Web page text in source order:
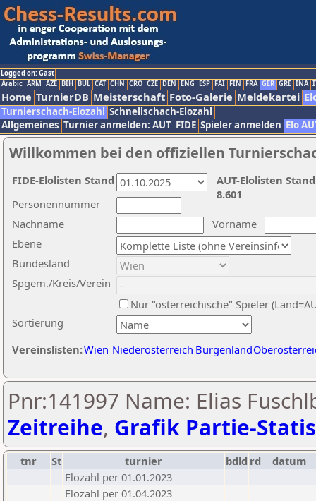
Logged on: Gast
Arabic ARM AZE BIH BUL CAT CHN CRO CZE DEN ENG ESP FAI FIN FRA GER GRE INA
Home TurnierDB Meisterschaft Foto-Galerie Meldekartei
Turnierschach-Elozahl Schnellschach-Elozahl
Allgemeines Turnier anmelden: AUT FIDE Spieler anmelden Elo
Willkommen bei den offiziellen
Nachname
Vorname
Ebene
Sortierung
Personennummer
Bundesland
Spgem./Kreis/Verein
Nur "österreichische" Spieler
Vereinslisten:Wien Niederösterreich Burgenland
AUT-Elolisten
8.601
FIDE-Elolisten Stand
Pnr:141997 Name: Elias
Zeitreihe, Grafik Partie-
tnr St turnier bdld rd
datum
Elozahl per 01.01.2023
Elozahl per 01.04.2023